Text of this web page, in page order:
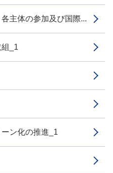
主体の参加及び国際...
_1
ン化の推進_1